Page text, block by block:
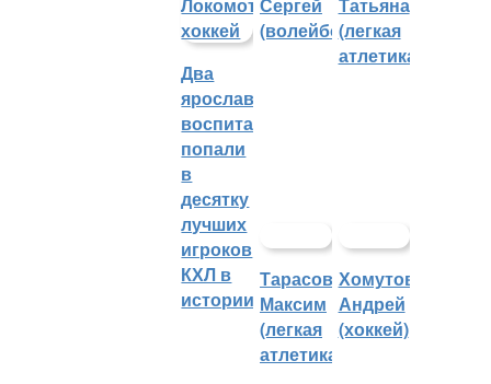
Два
ярославских
воспитанника
попали
в
десятку
лучших
игроков
КХЛ в
истории
(волейбол)(легкая
атлетика)
Тарасов
Максим
(легкая
атлетика)
Хомутов
Андрей
(хоккей)